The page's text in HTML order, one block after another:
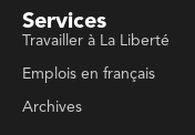
Services
Travailler à La Liberté
Emplois en français
Archives